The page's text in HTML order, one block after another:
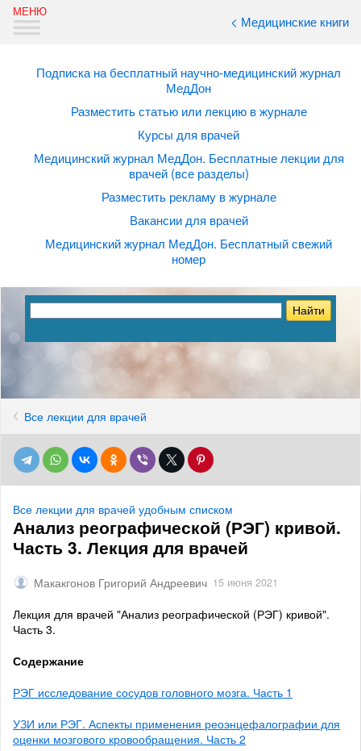
< Медицинские книги
Подписка на бесплатный научно-медицинский журнал
МедДон
Разместить статью или лекцию в журнале
Курсы для врачей
Медицинский журнал МедДон. Бесплатные лекции для
врачей (все разделы)
Разместить рекламу в журнале
Вакансии для врачей
Медицинский журнал МедДон. Бесплатный свежий
номер
Все лекции для врачей
Все лекции для врачей удобным списком
Анализ реографической (РЭГ) кривой.
Часть 3. Лекция для врачей
Макакгонов Григорий Андреевич 15 июня 2021
Лекция для врачей "Анализ реографической (РЭГ) кривой".
Часть 3.
Содержание
РЭГ исследование сосудов головного мозга. Часть 1
УЗИ или РЭГ. Аспекты применения реоэнцефалографии для
оценки мозгового кровообращения. Часть 2